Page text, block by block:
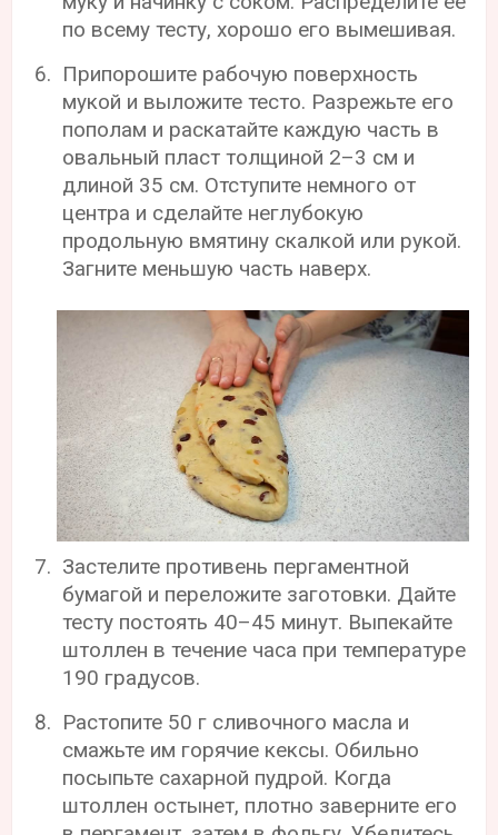
по всему тесту, хорошо его вымешивая.
Припорошите рабочую поверхность
мукой и выложите тесто. Разрежьте его
пополам и раскатайте каждую часть в
овальный пласт толщиной 2–3 см и
длиной 35 см. Отступите немного от
центра и сделайте неглубокую
продольную вмятину скалкой или рукой.
Загните меньшую часть наверх.
Застелите противень пергаментной
бумагой и переложите заготовки. Дайте
тесту постоять 40–45 минут. Выпекайте
штоллен в течение часа при температуре
190 градусов.
Растопите 50 г сливочного масла и
смажьте им горячие кексы. Обильно
посыпьте сахарной пудрой. Когда
штоллен остынет, плотно заверните его